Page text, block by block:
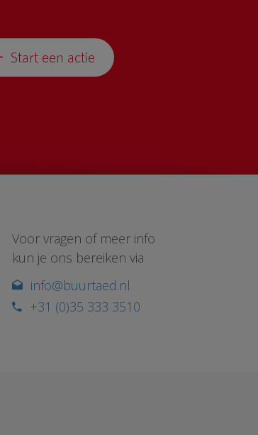
Start een actie
Voor vragen of meer info
kun je ons bereiken via
info@buurtaed.nl
+31 (0)35 333 3510